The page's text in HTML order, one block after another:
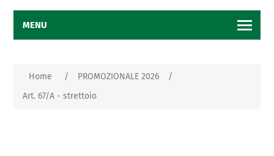
MENU
Home / PROMOZIONALE 2026
/
Art. 67/A - strettoio